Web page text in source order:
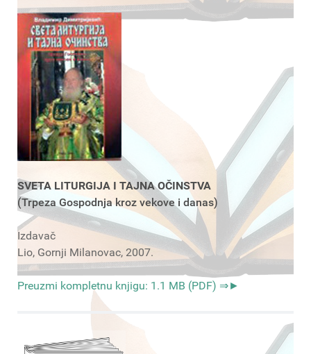
SVETA LITURGIJA I TAJNA OČINSTVA
(Trpeza Gospodnja kroz vekove i danas)
Izdavač
Lio, Gornji Milanovac, 2007.
Preuzmi kompletnu knjigu: 1.1 MB (PDF) ⇒►